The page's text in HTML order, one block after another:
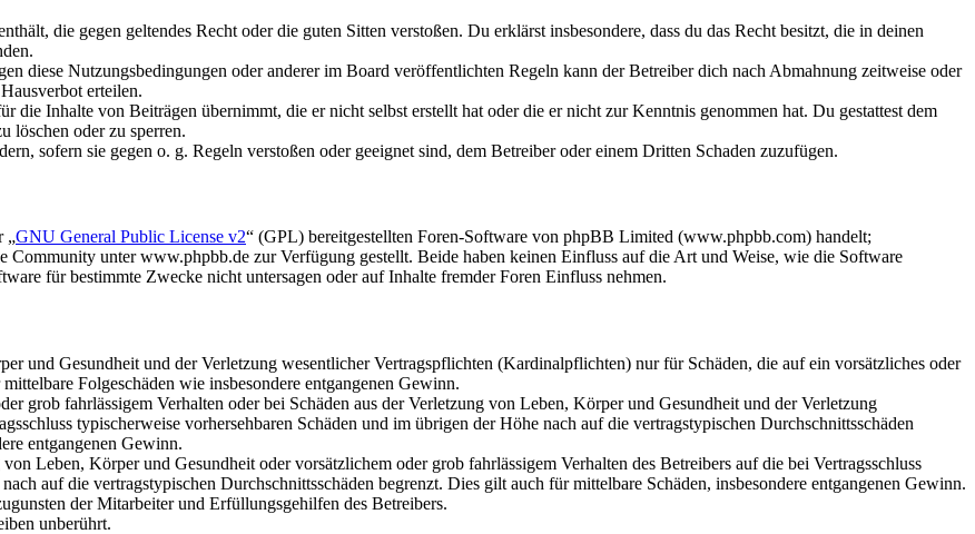
die gegen geltendes Recht oder die guten Sitten verstoßen. Du erklärst insbesondere, dass du das Recht besitzt, die in deinen
diese Nutzungsbedingungen oder anderer im Board veröffentlichten Regeln kann der Betreiber dich nach Abmahnung zeitweise oder
erteilen.
die Inhalte von Beiträgen übernimmt, die er nicht selbst erstellt hat oder die er nicht zur Kenntnis genommen hat. Du gestattest dem
löschen oder zu sperren.
sofern sie gegen o. g. Regeln verstoßen oder geeignet sind, dem Betreiber oder einem Dritten Schaden zuzufügen.
„GNU General Public License v2“ (GPL) bereitgestellten Foren-Software von phpBB Limited (www.phpbb.com) handelt;
Community unter www.phpbb.de zur Verfügung gestellt. Beide haben keinen Einfluss auf die Art und Weise, wie die Software
für bestimmte Zwecke nicht untersagen oder auf Inhalte fremder Foren Einfluss nehmen.
und Gesundheit und der Verletzung wesentlicher Vertragspflichten (Kardinalpflichten) nur für Schäden, die auf ein vorsätzliches oder
Folgeschäden wie insbesondere entgangenen Gewinn.
grob fahrlässigem Verhalten oder bei Schäden aus der Verletzung von Leben, Körper und Gesundheit und der Verletzung
typischerweise vorhersehbaren Schäden und im übrigen der Höhe nach auf die vertragstypischen Durchschnittsschäden
entgangenen Gewinn.
Leben, Körper und Gesundheit oder vorsätzlichem oder grob fahrlässigem Verhalten des Betreibers auf die bei Vertragsschluss
auf die vertragstypischen Durchschnittsschäden begrenzt. Dies gilt auch für mittelbare Schäden, insbesondere entgangenen Gewinn.
der Mitarbeiter und Erfüllungsgehilfen des Betreibers.
unberührt.